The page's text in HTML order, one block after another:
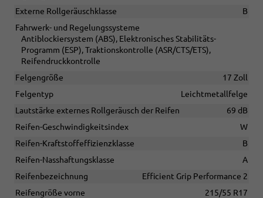
Externe Rollgeräuschklasse
B
Fahrwerk- und Regelungssysteme
Antiblockiersystem (ABS), Elektronisches Stabilitäts-
Programm (ESP), Traktionskontrolle (ASR/CTS/ETS),
Reifendruckkontrolle
Felgengröße
17 Zoll
Felgentyp
Leichtmetallfelge
Lautstärke externes Rollgeräusch der Reifen
69 dB
Reifen-Geschwindigkeitsindex
W
Reifen-Kraftstoffeffizienzklasse
B
Reifen-Nasshaftungsklasse
A
Reifenbezeichnung
Efficient Grip Performance 2
Reifengröße vorne
215/55 R17